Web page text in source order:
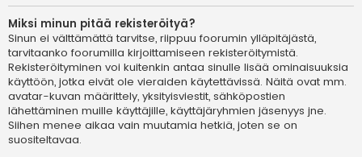
Miksi minun pitää rekisteröityä?
Sinun ei välttämättä tarvitse, riippuu foorumin ylläpitäjästä,
tarvitaanko foorumilla kirjoittamiseen rekisteröitymistä.
Rekisteröityminen voi kuitenkin antaa sinulle lisää ominaisuuksia
käyttöön, jotka eivät ole vieraiden käytettävissä. Näitä ovat mm.
avatar-kuvan määrittely, yksityisviestit, sähköpostien
lähettäminen muille käyttäjille, käyttäjäryhmien jäsenyys jne.
Siihen menee aikaa vain muutamia hetkiä, joten se on
suositeltavaa.